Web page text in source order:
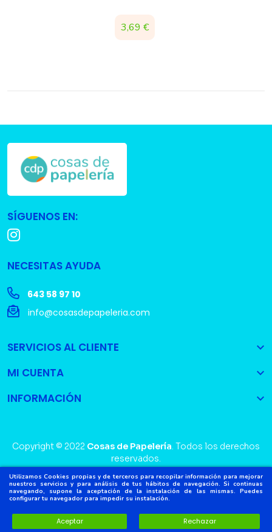
Utilizamos Cookies propias y de terceros para recopilar información para mejorar
nuestros servicios y para análisis de tus hábitos de navegación. Si continuas
navegando, supone la aceptación de la instalación de las mismas. Puedes
configurar tu navegador para impedir su instalación.
Aceptar Rechazar
Precio
3,69 €
SÍGUENOS EN:
NECESITAS AYUDA
643 58 97 10
info@cosasdepapeleria.com
SERVICIOS AL CLIENTE

MI CUENTA

INFORMACIÓN

Copyright © 2022 Cosas de Papelería. Todos los derechos
reservados.